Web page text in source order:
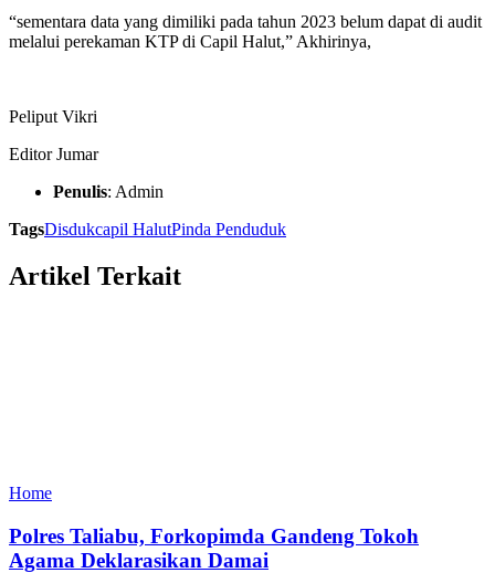
“sementara data yang dimiliki pada tahun 2023 belum dapat di audit
melalui perekaman KTP di Capil Halut,” Akhirinya,
Peliput Vikri
Editor Jumar
Penulis: Admin
TagsDisdukcapil HalutPinda Penduduk
Artikel Terkait
Home
Polres Taliabu, Forkopimda Gandeng Tokoh
Agama Deklarasikan Damai